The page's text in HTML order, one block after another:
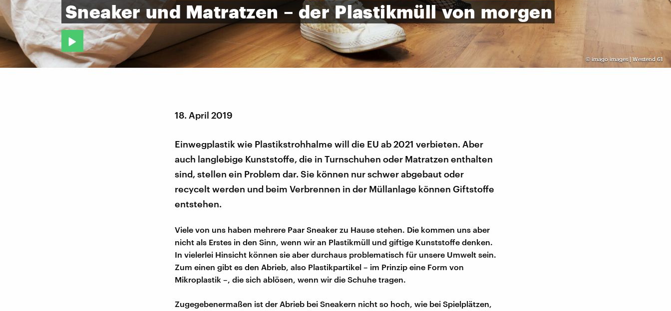
© imago images | Westend 61
Sneaker und Matratzen – der Plastikmüll von morgen
18. April 2019
Einwegplastik wie Plastikstrohhalme will die EU ab 2021 verbieten. Aber
auch langlebige Kunststoffe, die in Turnschuhen oder Matratzen enthalten
sind, stellen ein Problem dar. Sie können nur schwer abgebaut oder
recycelt werden und beim Verbrennen in der Müllanlage können Giftstoffe
entstehen.
Viele von uns haben mehrere Paar Sneaker zu Hause stehen. Die kommen uns aber
nicht als Erstes in den Sinn, wenn wir an Plastikmüll und giftige Kunststoffe denken.
In vielerlei Hinsicht können sie aber durchaus problematisch für unsere Umwelt sein.
Zum einen gibt es den Abrieb, also Plastikpartikel – im Prinzip eine Form von
Mikroplastik –, die sich ablösen, wenn wir die Schuhe tragen.
Zugegebenermaßen ist der Abrieb bei Sneakern nicht so hoch, wie bei Spielplätzen,